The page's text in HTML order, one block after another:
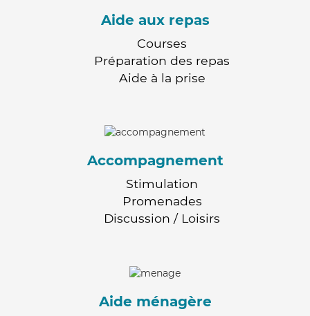
Aide aux repas
Courses
Préparation des repas
Aide à la prise
Accompagnement
Stimulation
Promenades
Discussion / Loisirs
Aide ménagère